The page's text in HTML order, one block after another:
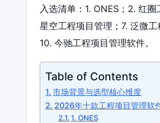
入选清单：1. ONES；2. 红
星空工程项目管理；7. 泛微
10. 今驰工程项目管理软件。
Table of Contents
市场背景与选型核心维度
2026年十款工程项目管理软
1. ONES